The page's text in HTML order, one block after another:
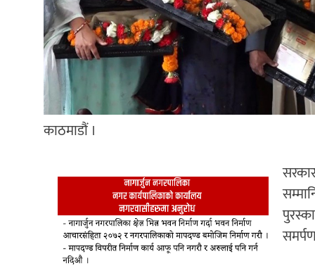
काठमाडौं ।